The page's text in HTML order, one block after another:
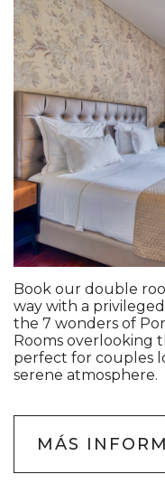
Book our double
way with a
the 7 wonders of
Rooms overlooking
perfect for couples
serene atmosphere.
MÁS